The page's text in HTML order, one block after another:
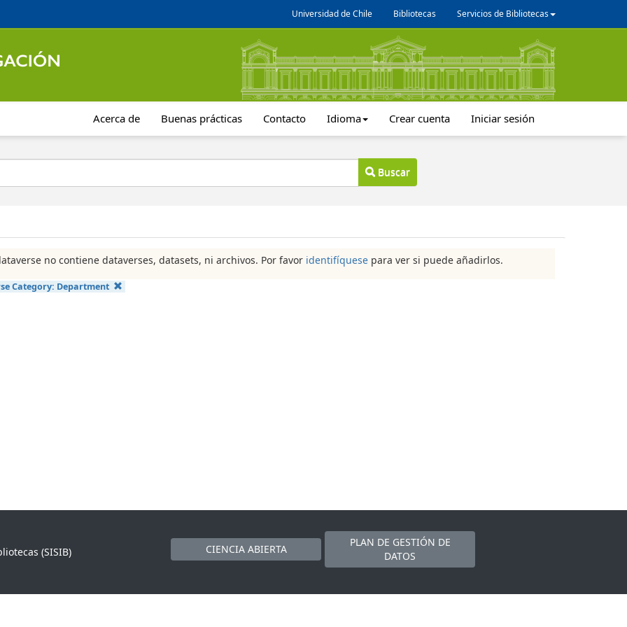
Universidad de Chile Bibliotecas Servicios de Bibliotecas
Acerca de Buenas prácticas Contacto Idioma Crear cuenta Iniciar sesión
Buscar
no contiene dataverses, datasets, ni archivos. Por favor identifíquese para ver si puede añadirlos.
Category: Department
(SISIB)
CIENCIA ABIERTA
PLAN DE GESTIÓN DE
DATOS